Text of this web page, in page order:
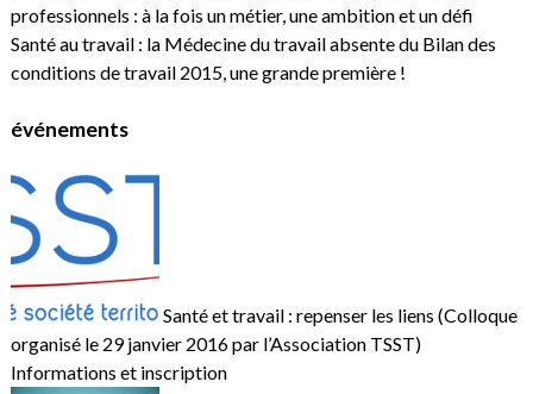
professionnels : à la fois un métier, une ambition et un défi
Santé au travail : la Médecine du travail absente du Bilan des
conditions de travail 2015, une grande première !
événements
Santé et travail : repenser les liens (Colloque
organisé le 29 janvier 2016 par l’Association TSST)
Informations et inscription